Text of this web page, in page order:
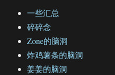
一些汇总
碎碎念
Zone的脑洞
炸鸡薯条的脑洞
姜姜的脑洞